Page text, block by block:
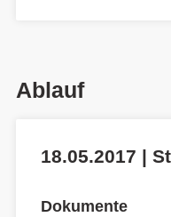
Ablauf
18.05.2017 |
Dokumente